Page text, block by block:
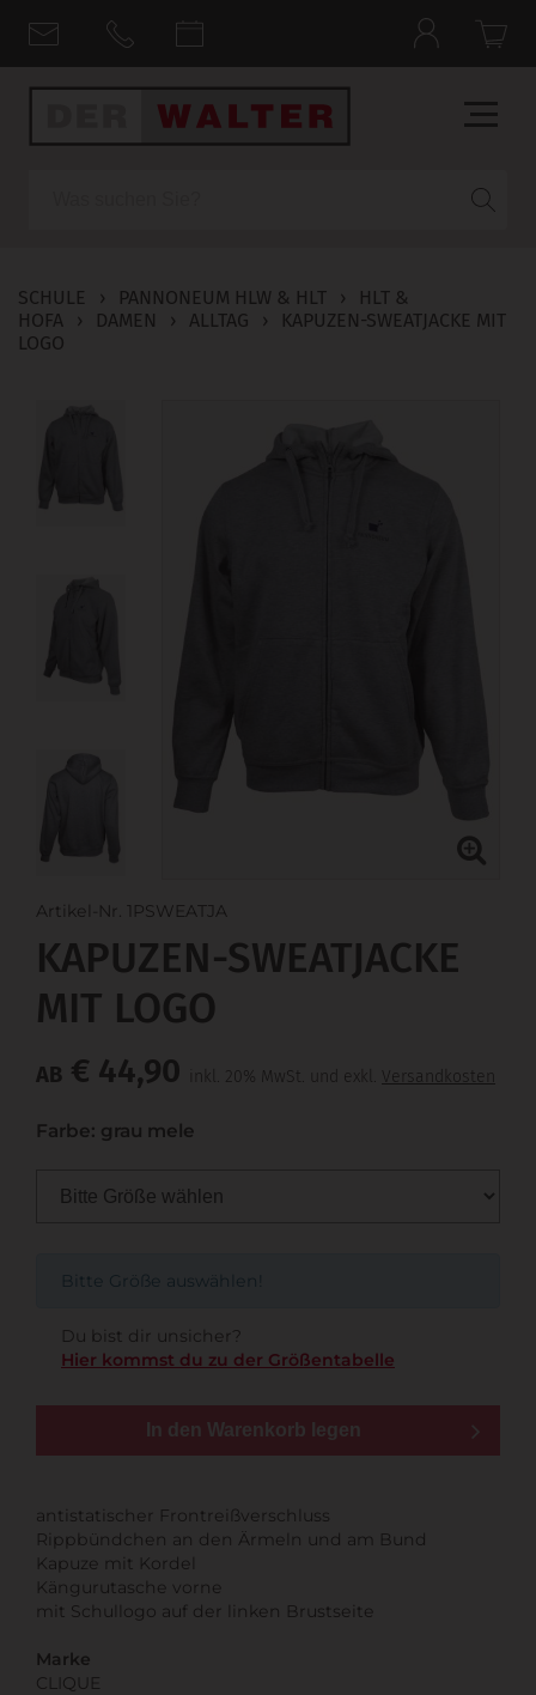
SCHULE › PANNONEUM HLW & HLT ›
HLT &
HOFA
› DAMEN › ALLTAG ›
KAPUZEN-SWEATJACKE MIT
LOGO
Artikel-Nr. 1PSWEATJA
KAPUZEN-SWEATJACKE
MIT LOGO
AB € 44,90 inkl. 20% MwSt. und exkl. Versandkosten
Farbe: grau mele
Bitte Größe auswählen!
Du bist dir unsicher?
Hier kommst du zu der Größentabelle
In den Warenkorb legen
antistatischer Frontreißverschluss
Rippbündchen an den Ärmeln und am Bund
Kapuze mit Kordel
Kängurutasche vorne
mit Schullogo auf der linken Brustseite
Marke
CLIQUE